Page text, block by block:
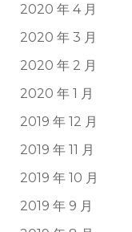
2020 年 4 月
2020 年 3 月
2020 年 2 月
2020 年 1 月
2019 年 12 月
2019 年 11 月
2019 年 10 月
2019 年 9 月